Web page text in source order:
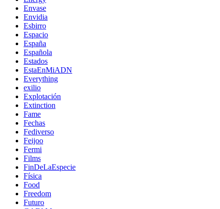
Envase
Envidia
Esbirro
Espacio
España
Española
Estados
EstaEnMiADN
Everything
exilio
Explotación
Extinction
Fame
Fechas
Fediverso
Feijoo
Fermi
Films
FinDeLaEspecie
Física
Food
Freedom
Futuro